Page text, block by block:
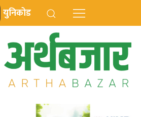
युनिकोड